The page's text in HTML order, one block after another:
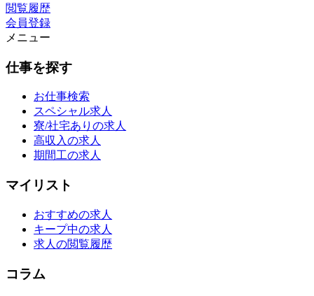
閲覧履歴
会員登録
メニュー
仕事を探す
お仕事検索
スペシャル求人
寮/社宅ありの求人
高収入の求人
期間工の求人
マイリスト
おすすめの求人
キープ中の求人
求人の閲覧履歴
コラム